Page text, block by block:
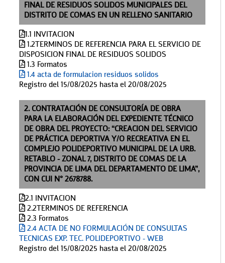
FINAL DE RESIDUOS SOLIDOS MUNICIPALES DEL
DISTRITO DE COMAS EN UN RELLENO SANITARIO
1.1 INVITACION
1.2TERMINOS DE REFERENCIA PARA EL SERVICIO DE
DISPOSICION FINAL DE RESIDUOS SOLIDOS
1.3 Formatos
1.4 acta de formulacion residuos solidos
Registro del 15/08/2025 hasta el 20/08/2025
2. CONTRATACIÓN DE CONSULTORÍA DE OBRA
PARA LA ELABORACIÓN DEL EXPEDIENTE TÉCNICO
DE OBRA DEL PROYECTO: “CREACION DEL SERVICIO
DE PRÁCTICA DEPORTIVA Y/O RECREATIVA EN EL
COMPLEJO POLIDEPORTIVO MUNICIPAL DE LA URB.
RETABLO - ZONAL 7, DISTRITO DE COMAS DE LA
PROVINCIA DE LIMA DEL DEPARTAMENTO DE LIMA”,
CON CUI N° 2678788.
2.1 INVITACION
2.2TERMINOS DE REFERENCIA
2.3 Formatos
2.4 ACTA DE NO FORMULACIÓN DE CONSULTAS
TECNICAS EXP. TEC. POLIDEPORTIVO - WEB
Registro del 15/08/2025 hasta el 20/08/2025